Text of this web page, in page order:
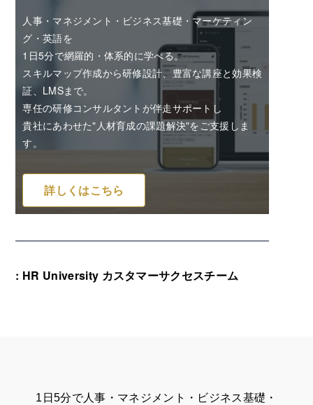
人事・マネジメント・ビジネス基礎・マーケティン
グ・英語を
1日5分で網羅的・体系的に学べる。
スキルマップ作成から研修設計、豊富な講座と効果検
証、LMSまで。
専任の研修コンサルタントが伴走サポートし
貴社にあわせた"人材育成の課題解決"をご支援しま
す。
詳しくはこちら
: HR University カスタマーサクセスチーム
1日5分で人事・マネジメント・ビジネス基礎・